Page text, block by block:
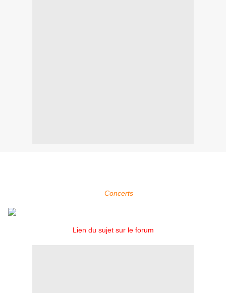
Concerts
Lien du sujet sur le forum